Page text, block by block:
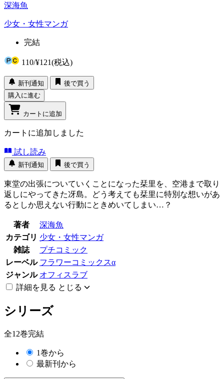
深海魚
少女・女性マンガ
完結
110/¥121(税込)
新刊通知
後で買う
購入に進む
カートに追加
カートに追加しました
試し読み
新刊通知 後で買う
東堂の出張についていくことになった栞里を、空港まで取り
返しにやってきた冴島。どう考えても栞里に特別な想いがあ
るとしか思えない行動にときめいてしまい…？
著者
深海魚
カテゴリ 少女・女性マンガ
雑誌
プチコミック
レーベル フラワーコミックスα
ジャンル オフィスラブ
詳細を見る とじる
シリーズ
全12巻完結
1巻から
最新刊から